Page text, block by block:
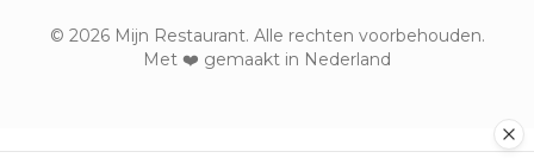
© 2026Mijn Restaurant. Alle rechten voorbehouden.
Met ❤️ gemaakt in Nederland